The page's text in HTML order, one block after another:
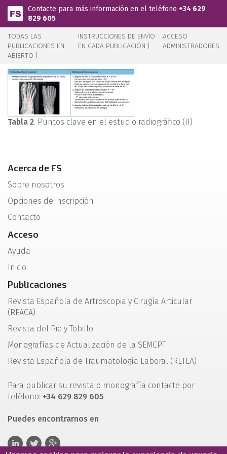
Pasar al contenido principal
Contacte para más información en el teléfono +34 629
829 605
TODAS LAS
PUBLICACIONES EN
ABIERTO |
INSTRUCCIONES DE ENVÍO
EN CADA PUBLICACIÓN |
ACCESO
ADMINISTRADORES
Tabla 2. Puntos clave en el estudio radiográfico (II)
Acerca de FS
Sobre nosotros
Opciones de inscripción
Contacto
Acceso
Ayuda
Inicio
Publicaciones
Revista Española de Artroscopia y Cirugía Articular
(REACA)
Revista del Pie y Tobillo
Monografías de Actualización de la SEMCPT
Revista Española de Traumatología Laboral (RETLA)
Para publicar su revista o monografía contacte por
teléfono: +34 629 829 605
Puedes encontrarnos en